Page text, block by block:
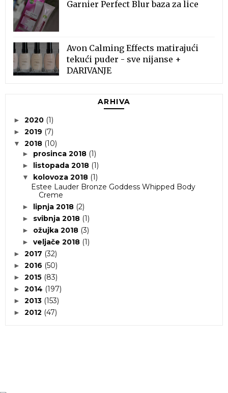
Garnier Perfect Blur baza za lice
Avon Calming Effects matirajući
tekući puder - sve nijanse +
DARIVANJE
ARHIVA
► 2020 (1)
► 2019 (7)
▼ 2018 (10)
► prosinca 2018 (1)
► listopada 2018 (1)
▼ kolovoza 2018 (1)
Estee Lauder Bronze Goddess Whipped Body
Creme
► lipnja 2018 (2)
► svibnja 2018 (1)
► ožujka 2018 (3)
► veljače 2018 (1)
► 2017 (32)
► 2016 (50)
► 2015 (83)
► 2014 (197)
► 2013 (153)
► 2012 (47)